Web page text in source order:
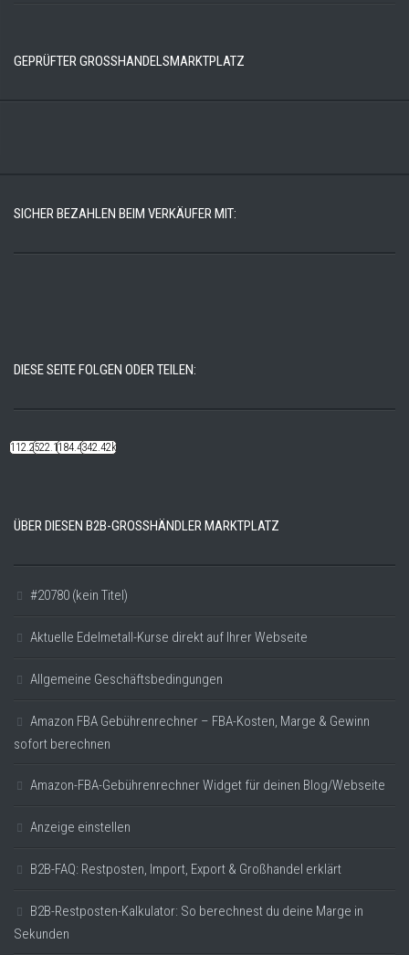
GEPRÜFTER GROSSHANDELSMARKTPLATZ
SICHER BEZAHLEN BEIM VERKÄUFER MIT:
DIESE SEITE FOLGEN ODER TEILEN:
112.22k522.14k184.48k342.42k
ÜBER DIESEN B2B-GROSSHÄNDLER MARKTPLATZ
#20780 (kein Titel)
Aktuelle Edelmetall-Kurse direkt auf Ihrer Webseite
Allgemeine Geschäftsbedingungen
Amazon FBA Gebührenrechner – FBA-Kosten, Marge & Gewinn
sofort berechnen
Amazon-FBA-Gebührenrechner Widget für deinen Blog/Webseite
Anzeige einstellen
B2B-FAQ: Restposten, Import, Export & Großhandel erklärt
B2B-Restposten-Kalkulator: So berechnest du deine Marge in
Sekunden